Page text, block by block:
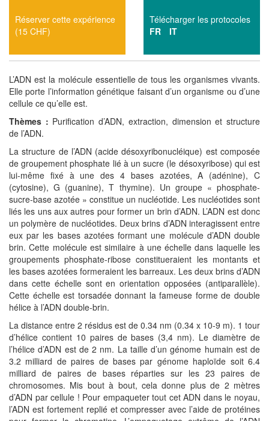
Réserver cette expérience
(15 CHF)
Télécharger les protocoles
FR
IT
L’ADN est la molécule essentielle de tous les organismes vivants.
Elle porte l’information génétique faisant d’un organisme ou d’une
cellule ce qu’elle est.
Thèmes : Purification d’ADN, extraction, dimension et structure
de l’ADN.
La structure de l’ADN (acide désoxyribonucléique) est composée
de groupement phosphate lié à un sucre (le désoxyribose) qui est
lui-même fixé à une des 4 bases azotées, A (adénine), C
(cytosine), G (guanine), T thymine). Un groupe « phosphate-
sucre-base azotée » constitue un nucléotide. Les nucléotides sont
liés les uns aux autres pour former un brin d’ADN. L’ADN est donc
un polymère de nucléotides. Deux brins d’ADN interagissent entre
eux par les bases azotées formant une molécule d’ADN double
brin. Cette molécule est similaire à une échelle dans laquelle les
groupements phosphate-ribose constitueraient les montants et
les bases azotées formeraient les barreaux. Les deux brins d’ADN
dans cette échelle sont en orientation opposées (antiparallèle).
Cette échelle est torsadée donnant la fameuse forme de double
hélice à l’ADN double-brin.
La distance entre 2 résidus est de 0.34 nm (0.34 x 10-9 m). 1 tour
d’hélice contient 10 paires de bases (3,4 nm). Le diamètre de
l’hélice d’ADN est de 2 nm. La taille d’un génome humain est de
3.2 milliard de paires de bases par génome haploïde soit 6.4
milliard de paires de bases réparties sur les 23 paires de
chromosomes. Mis bout à bout, cela donne plus de 2 mètres
d’ADN par cellule ! Pour empaqueter tout cet ADN dans le noyau,
l’ADN est fortement replié et compresser avec l’aide de protéines